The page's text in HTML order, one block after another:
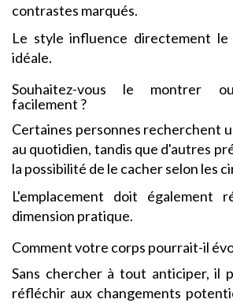
contrastes marqués.
Le style influence directement
idéale.
Souhaitez-vous le montrer
facilement ?
Certaines personnes recherchent
au quotidien, tandis que d'autres
la possibilité de le cacher selon les
L'emplacement doit également
dimension pratique.
Comment votre corps pourrait-il
Sans chercher à tout anticiper, il
réfléchir aux changements